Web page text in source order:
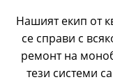
Нашият екип от
се справи с
ремонт на
тези системи